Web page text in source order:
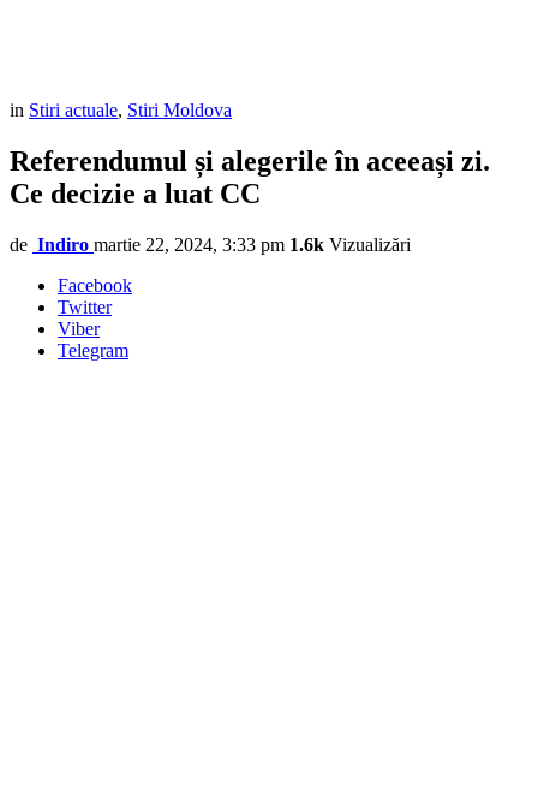
in Stiri actuale, Stiri Moldova
Referendumul și alegerile în aceeași zi.
Ce decizie a luat CC
de Indiro martie 22, 2024, 3:33 pm 1.6k Vizualizări
Facebook
Twitter
Viber
Telegram